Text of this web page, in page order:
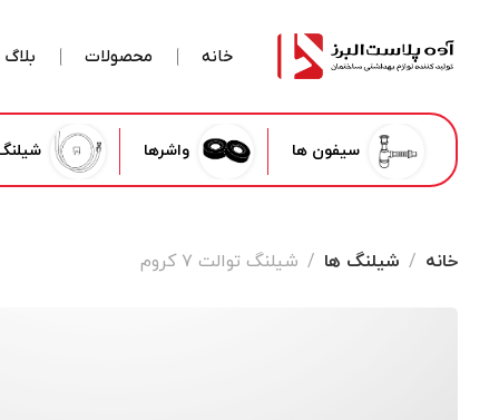
خانه محصولات بلاگ
سیفون ها واشرها
خانه شیلنگ ها شیلنگ توالت ۷ کروم